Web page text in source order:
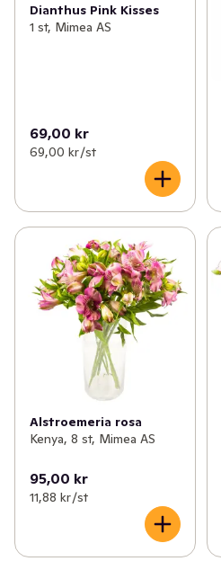
Dianthus Pink Kisses
1 st, Mimea AS
69,00 kr
69,00 kr /st
Alstroemeria rosa
Kenya, 8 st, Mimea AS
95,00 kr
11,88 kr /st